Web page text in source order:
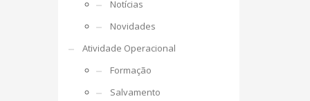
Notícias
Novidades
Atividade Operacional
Formação
Salvamento